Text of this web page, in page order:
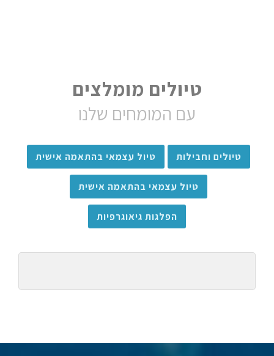
טיולים מומלצים
עם המומחים שלנו
טיולים וחבילות טיול עצמאי בהתאמה אישית
טיול עצמאי בהתאמה אישית
הפלגות גיאוגרפיות